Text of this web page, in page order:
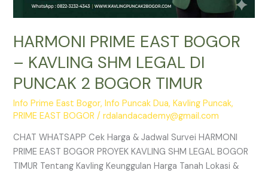
HARMONI PRIME EAST BOGOR
– KAVLING SHM LEGAL DI
PUNCAK 2 BOGOR TIMUR
Info Prime East Bogor,Info Puncak Dua,Kavling Puncak,
PRIME EAST BOGOR /rdalandacademy@gmail.com
CHAT WHATSAPP Cek Harga & Jadwal Survei HARMONI
PRIME EAST BOGOR PROYEK KAVLING SHM LEGAL BOGOR
TIMUR Tentang Kavling Keunggulan Harga Tanah Lokasi &